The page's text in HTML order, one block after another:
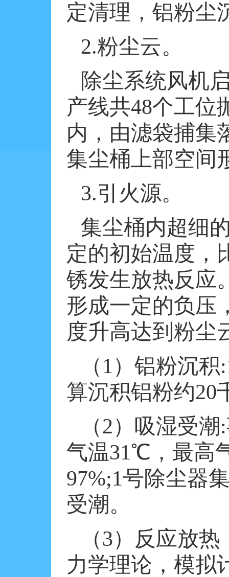
定清理，铝粉尘
2.粉尘云。
除尘系统风机
产线共48个工位
内，由滤袋捕集
集尘桶上部空间
3.引火源。
集尘桶内超细
定的初始温度，
锈发生放热反应
形成一定的负压
度升高达到粉尘
（1）铝粉沉积
算沉积铝粉约20
（2）吸湿受潮:
气温31℃ ，最高
97%;1号除尘器
受潮。
（3）反应放
力学理论，模拟